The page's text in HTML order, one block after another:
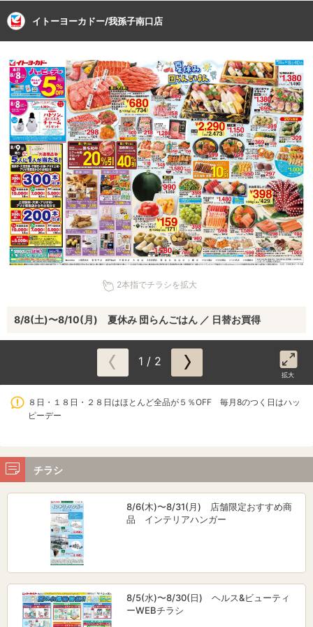
イトーヨーカドー/我孫子南口店
2本指でチラシを拡大
8/8(土)〜8/10(月) 夏休み 団らんごはん ／ 日替お買得
1 / 2
拡大
８日・１８日・２８日はほとんど全品が５％OFF 毎月8のつく日はハッ
ピーデー
チラシ
8/6(木)〜8/31(月) 店舗限定おすすめ商
品 インテリアハンガー
8/5(水)〜8/30(日) ヘルス&ビューティ
ーWEBチラシ